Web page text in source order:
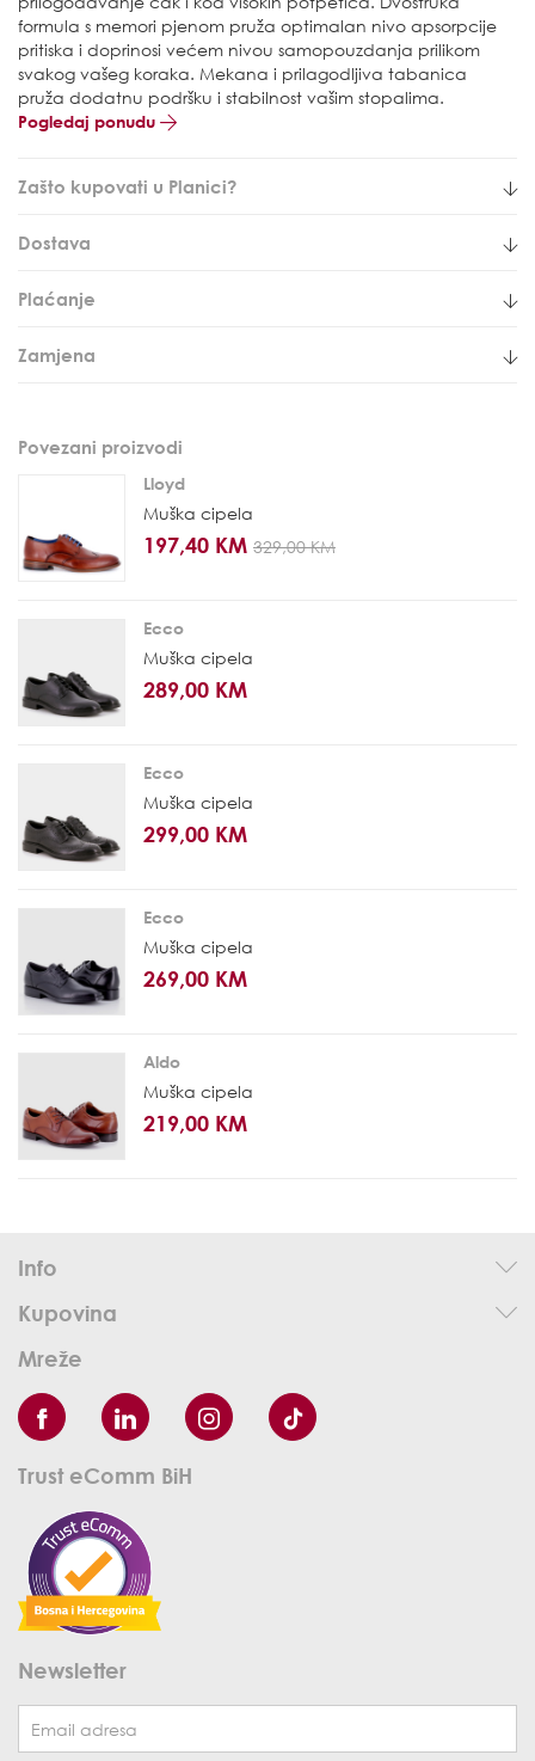
formula s memori pjenom pruža optimalan nivo apsorpcije
pritiska i doprinosi većem nivou samopouzdanja prilikom
svakog vašeg koraka. Mekana i prilagodljiva tabanica
pruža dodatnu podršku i stabilnost vašim stopalima.
Pogledaj ponudu
Zašto kupovati u Planici?
Dostava
Plaćanje
Zamjena
Povezani proizvodi
Lloyd
Muška cipela
197,40 KM 329,00 KM
Ecco
Muška cipela
289,00 KM
Ecco
Muška cipela
299,00 KM
Ecco
Muška cipela
269,00 KM
Aldo
Muška cipela
219,00 KM
Info
Kupovina
Mreže
Trust eComm BiH
Newsletter